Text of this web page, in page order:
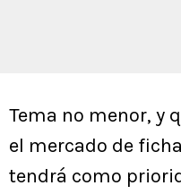
Tema no menor, y
el mercado de
tendrá como